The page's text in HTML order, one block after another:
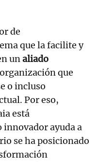
de
que la facilite y
unaliado
que
o incluso
Por eso,
está
ayuda a
se ha posicionado